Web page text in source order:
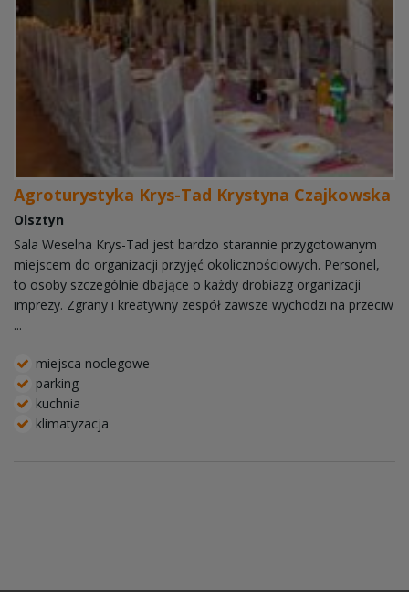
Agroturystyka Krys-Tad Krystyna Czajkowska
Olsztyn
Sala Weselna Krys-Tad jest bardzo starannie przygotowanym
miejscem do organizacji przyjęć okolicznościowych. Personel,
to osoby szczególnie dbające o każdy drobiazg organizacji
imprezy. Zgrany i kreatywny zespół zawsze wychodzi na przeciw
...
miejsca noclegowe
parking
kuchnia
klimatyzacja